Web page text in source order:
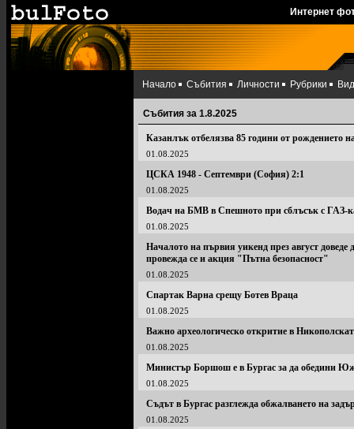
Интернет
Начало Събития Личности Рубрики
Събития за 1.8.2025
Казанлък отбелязва 85 години от рождението
01.08.2025
ЦСКА 1948 - Септември (София) 2:1
01.08.2025
Водач на БМВ в Спешното при сблъсък с ГАЗ-
01.08.2025
Началото на първия уикенд през август
провежда се и акция "Пътна безопасност"
01.08.2025
Спартак Варна срещу Ботев Враца
01.08.2025
Важно археологическо откритие в
01.08.2025
Министър Боршош е в Бургас за да обедини
01.08.2025
Съдът в Бургас разглежда обжалването на
01.08.2025